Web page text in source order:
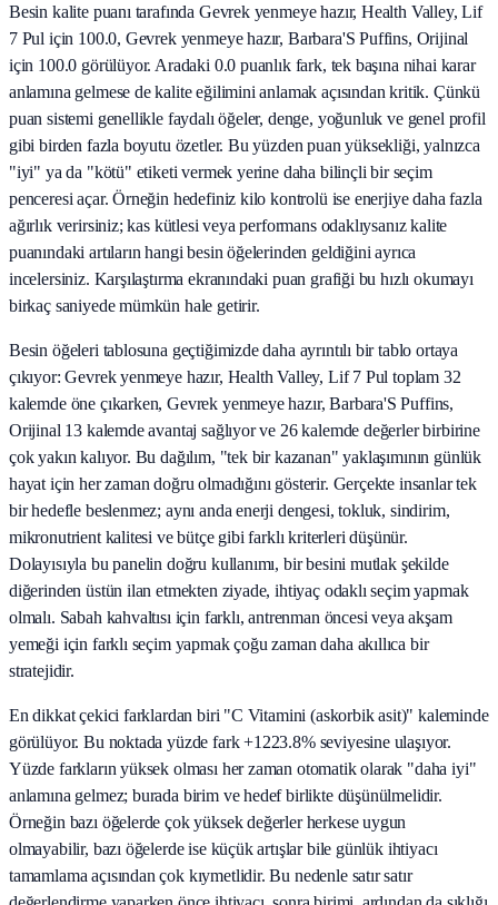
Besin kalite puanı tarafında Gevrek yenmeye hazır, Health Valley, Lif
7 Pul için 100.0, Gevrek yenmeye hazır, Barbara'S Puffins, Orijinal
için 100.0 görülüyor. Aradaki 0.0 puanlık fark, tek başına nihai karar
anlamına gelmese de kalite eğilimini anlamak açısından kritik. Çünkü
puan sistemi genellikle faydalı öğeler, denge, yoğunluk ve genel profil
gibi birden fazla boyutu özetler. Bu yüzden puan yüksekliği, yalnızca
"iyi" ya da "kötü" etiketi vermek yerine daha bilinçli bir seçim
penceresi açar. Örneğin hedefiniz kilo kontrolü ise enerjiye daha fazla
ağırlık verirsiniz; kas kütlesi veya performans odaklıysanız kalite
puanındaki artıların hangi besin öğelerinden geldiğini ayrıca
incelersiniz. Karşılaştırma ekranındaki puan grafiği bu hızlı okumayı
birkaç saniyede mümkün hale getirir.
Besin öğeleri tablosuna geçtiğimizde daha ayrıntılı bir tablo ortaya
çıkıyor: Gevrek yenmeye hazır, Health Valley, Lif 7 Pul toplam 32
kalemde öne çıkarken, Gevrek yenmeye hazır, Barbara'S Puffins,
Orijinal 13 kalemde avantaj sağlıyor ve 26 kalemde değerler birbirine
çok yakın kalıyor. Bu dağılım, "tek bir kazanan" yaklaşımının günlük
hayat için her zaman doğru olmadığını gösterir. Gerçekte insanlar tek
bir hedefle beslenmez; aynı anda enerji dengesi, tokluk, sindirim,
mikronutrient kalitesi ve bütçe gibi farklı kriterleri düşünür.
Dolayısıyla bu panelin doğru kullanımı, bir besini mutlak şekilde
diğerinden üstün ilan etmekten ziyade, ihtiyaç odaklı seçim yapmak
olmalı. Sabah kahvaltısı için farklı, antrenman öncesi veya akşam
yemeği için farklı seçim yapmak çoğu zaman daha akıllıca bir
stratejidir.
En dikkat çekici farklardan biri "C Vitamini (askorbik asit)" kaleminde
görülüyor. Bu noktada yüzde fark +1223.8% seviyesine ulaşıyor.
Yüzde farkların yüksek olması her zaman otomatik olarak "daha iyi"
anlamına gelmez; burada birim ve hedef birlikte düşünülmelidir.
Örneğin bazı öğelerde çok yüksek değerler herkese uygun
olmayabilir, bazı öğelerde ise küçük artışlar bile günlük ihtiyacı
tamamlama açısından çok kıymetlidir. Bu nedenle satır satır